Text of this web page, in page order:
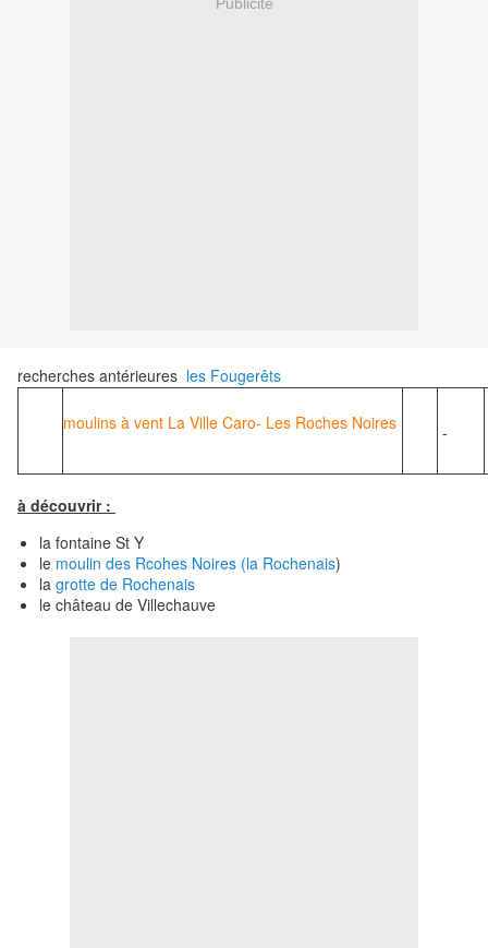
recherches antérieures les Fougerêts
moulins à vent La Ville Caro- Les Roches Noires -
à découvrir :
la fontaine St Y
le moulin des Rcohes Noires (la Rochenais)
la grotte de Rochenais
le château de Villechauve